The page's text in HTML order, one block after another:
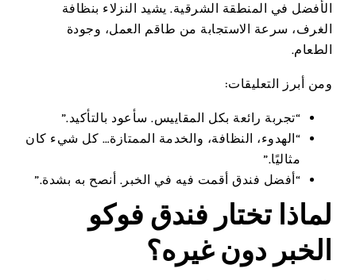
الأفضل في المنطقة الشرقية. يشيد النزلاء بنظافة
الغرف، سرعة الاستجابة من طاقم العمل، وجودة
الطعام.
ومن أبرز التعليقات:
“تجربة رائعة بكل المقاييس. سأعود بالتأكيد.”
“الهدوء، النظافة، والخدمة الممتازة… كل شيء كان
مثاليًا.”
“أفضل فندق أقمت فيه في الخبر. أنصح به بشدة.”
لماذا تختار فندق فوكو
الخبر دون غيره؟